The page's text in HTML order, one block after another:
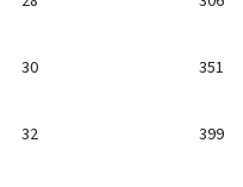
30 351
32 399